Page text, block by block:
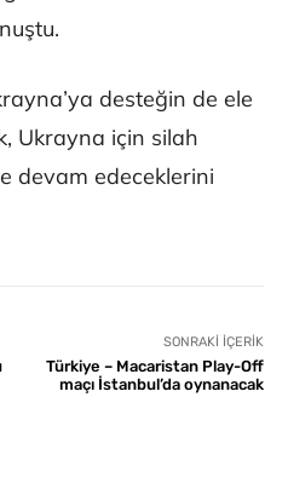
desteğin de ele
Ukrayna için silah
devam edeceklerini
SONRAKI İÇERIK
Türkiye – Macaristan Play-Off
maçı İstanbul’da oynanacak